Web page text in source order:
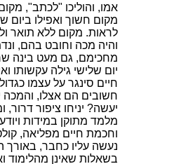
אמו, והוליכו "לכתב",
מקום חשוך ואפילו
לראות. מקום ללא תואר
והיה מכה וחובט בהם,
מחכימם, גם מעט בינה
יום שלישי גילה עקשותו
חיים סינגר על עצמו
חשובים הם אצלו, והמכה
יעשה? יניחו ציפור
מלמד מתוקן במידות
וחכמת חיים מפליאה,
נעשה עליו כחבר, באורך
בשאלות שאינן מהלימוד